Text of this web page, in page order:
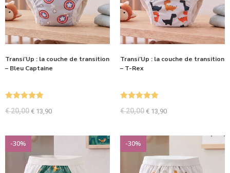
Transi’Up : la couche de transition
– Bleu Captaine
€20,00 € 13,90
Transi’Up : la couche de transition
– T-Rex
€20,00 € 13,90
-30% -30%